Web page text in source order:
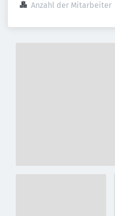
Anzahl der Mitarbeiter